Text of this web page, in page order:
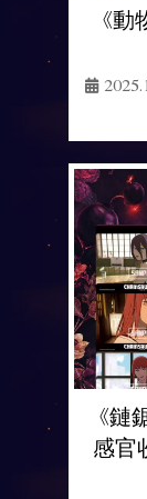
《
《
感官